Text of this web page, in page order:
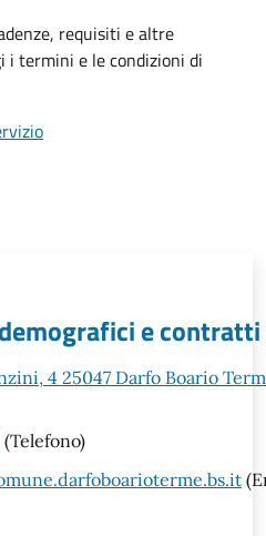
requisiti e altre
termini e le condizioni di
e contratti
4 25047 Darfo Boario
(Telefono)